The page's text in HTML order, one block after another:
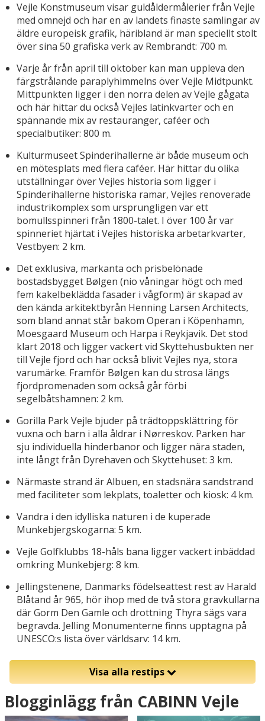
Vejle Konstmuseum visar guldåldermålerier från Vejle
med omnejd och har en av landets finaste samlingar av
äldre europeisk grafik, häribland är man speciellt stolt
över sina 50 grafiska verk av Rembrandt: 700 m.
Varje år från april till oktober kan man uppleva den
färgstrålande paraplyhimmelns över Vejle Midtpunkt.
Mittpunkten ligger i den norra delen av Vejle gågata
och här hittar du också Vejles latinkvarter och en
spännande mix av restauranger, caféer och
specialbutiker: 800 m.
Kulturmuseet Spinderihallerne är både museum och
en mötesplats med flera caféer. Här hittar du olika
utställningar över Vejles historia som ligger i
Spinderihallerne historiska ramar, Vejles renoverade
industrikomplex som ursprungligen var ett
bomullsspinneri från 1800-talet. I över 100 år var
spinneriet hjärtat i Vejles historiska arbetarkvarter,
Vestbyen: 2 km.
Det exklusiva, markanta och prisbelönade
bostadsbygget Bølgen (nio våningar högt och med
fem kakelbeklädda fasader i vågform) är skapad av
den kända arkitektbyrån Henning Larsen Architects,
som bland annat står bakom Operan i Köpenhamn,
Moesgaard Museum och Harpa i Reykjavik. Det stod
klart 2018 och ligger vackert vid Skyttehusbukten ner
till Vejle fjord och har också blivit Vejles nya, stora
varumärke. Framför Bølgen kan du strosa längs
fjordpromenaden som också går förbi
segelbåtshamnen: 2 km.
Gorilla Park Vejle bjuder på trädtoppsklättring för
vuxna och barn i alla åldrar i Nørreskov. Parken har
sju individuella hinderbanor och ligger nära staden,
inte långt från Dyrehaven och Skyttehuset: 3 km.
Närmaste strand är Albuen, en stadsnära sandstrand
med faciliteter som lekplats, toaletter och kiosk: 4 km.
Vandra i den idylliska naturen i de kuperade
Munkebjergskogarna: 5 km.
Vejle Golfklubbs 18-håls bana ligger vackert inbäddad
omkring Munkebjerg: 8 km.
Jellingstenene, Danmarks födelseattest rest av Harald
Blåtand år 965, hör ihop med de två stora gravkullarna
där Gorm Den Gamle och drottning Thyra sägs vara
begravda. Jelling Monumenterne finns upptagna på
UNESCO:s lista över världsarv: 14 km.
Visa alla restips
Blogginlägg från CABINN Vejle